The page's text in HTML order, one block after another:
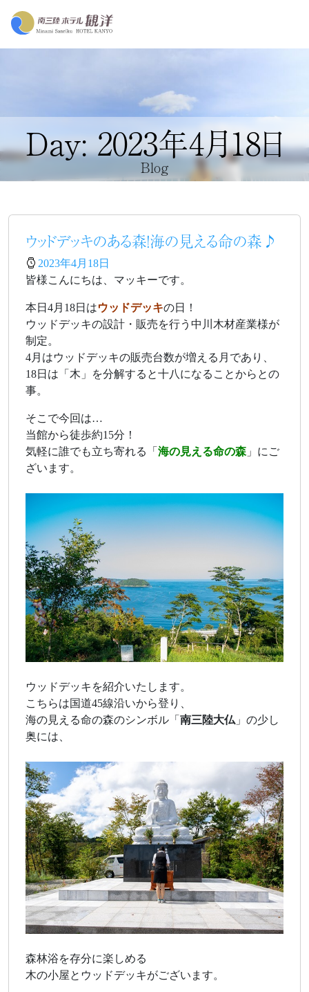
Day: 2023年4月18日
Blog
ウッドデッキのある森！海の見える命の森♪
2023年4月18日
皆様こんにちは、マッキーです。
本日4月18日はウッドデッキの日！
ウッドデッキの設計・販売を行う中川木材産業様が
制定。
4月はウッドデッキの販売台数が増える月であり、
18日は「木」を分解すると十八になることからとの
事。
そこで今回は…
当館から徒歩約15分！
気軽に誰でも立ち寄れる「 海の見える命の森 」にご
ざいます。
ウッドデッキを紹介いたします。
こちらは国道45線沿いから登り、
海の見える命の森のシンボル「 南三陸大仏 」の少し
奥には、
森林浴を存分に楽しめる
木の小屋とウッドデッキがございます。